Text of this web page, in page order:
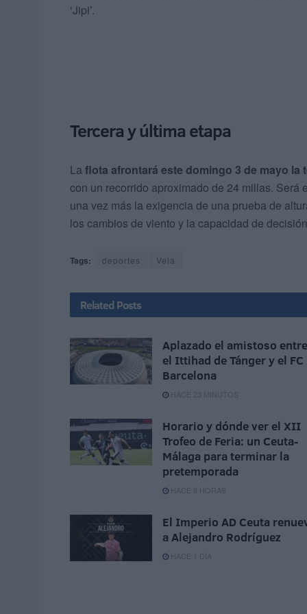
‘Jipi’.
Tercera y última etapa
La flota afrontará este domingo 3 de mayo la
con un recorrido aproximado de 24 millas. Será
una vez más la exigencia de una prueba de
los cambios de viento y la capacidad de
Tags: deportes Vela
Related Posts
Aplazado el amistoso entre
el Ittihad de Tánger y el FC
Barcelona
HACE 23 MINUTOS
Horario y dónde ver el XII
Trofeo de Feria: un Ceuta-
Málaga para terminar la
pretemporada
HACE 8 HORAS
El Imperio AD Ceuta
a Alejandro Rodríguez
HACE 1 DÍA